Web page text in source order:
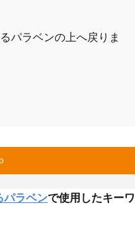
パラベンの上へ戻りま
パラベンで使用したキーワ